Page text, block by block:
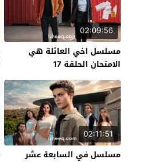
02:09:56
مسلسل اخي العائلة هي
الامتحان الحلقة 17
02:11:51
مسلسل في السابعة عشر